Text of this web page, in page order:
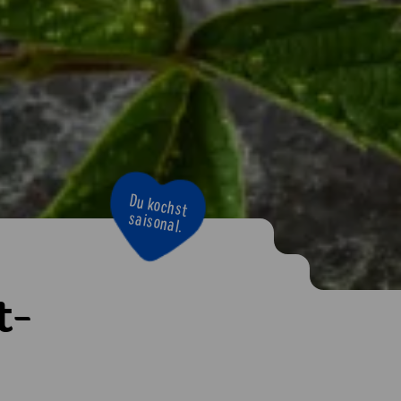
Du kochst
saisonal.